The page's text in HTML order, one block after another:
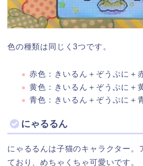
色の種類は同じく3つです。
赤色：きいるん＋ぞうぷに＋
黄色：きいるん＋ぞうぷに＋
青色：きいるん＋ぞうぷに＋
にゃるるん
にゃるるんは子猫のキャラクター。
ており、めちゃくちゃ可愛いです。